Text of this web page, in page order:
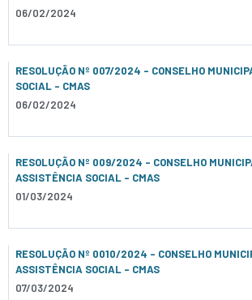
06/02/2024
RESOLUÇÃO Nº 007/2024 - CONSELHO
SOCIAL – CMAS
06/02/2024
RESOLUÇÃO Nº 009/2024 - CONSELHO
ASSISTÊNCIA SOCIAL – CMAS
01/03/2024
RESOLUÇÃO Nº 0010/2024 - CONSELHO
ASSISTÊNCIA SOCIAL – CMAS
07/03/2024